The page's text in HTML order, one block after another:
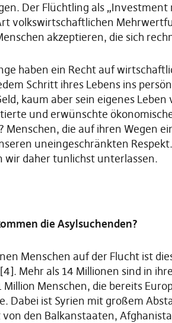
Der Flüchtling als „Investment
volkswirtschaftlichen
akzeptieren, die sich
haben ein Recht auf
Schritt ihres Lebens ins
kaum aber sein eigenes
und erwünschte
Menschen, die auf ihren Wegen
uneingeschränkten
wir daher tunlichst unterlassen.
die Asylsuchenden?
Menschen auf der Flucht ist
Mehr als 14 Millionen sind in
Million Menschen, die bereits
Dabei ist Syrien mit großem
den Balkanstaaten,